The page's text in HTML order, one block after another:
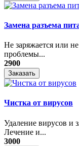
Замена разъема
Не заряжается или
проблемы...
2900
Заказать
Чистка от вирусов
Удаление вирусов и
Лечение и...
3000